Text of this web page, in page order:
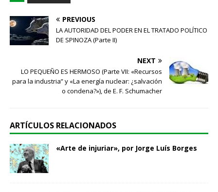
PREVIOUS
LA AUTORIDAD DEL PODER EN EL TRATADO POLÍTICO
DE SPINOZA (Parte II)
NEXT
LO PEQUEÑO ES HERMOSO (Parte VII: «Recursos
para la industria” y «La energía nuclear: ¿salvación
o condena?»), de E. F. Schumacher
ARTÍCULOS RELACIONADOS
«Arte de injuriar», por Jorge Luís Borges